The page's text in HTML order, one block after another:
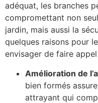
adéquat, les branches
compromettant non
jardin, mais aussi la
quelques raisons pour
envisager de faire
Amélioration de
bien formés
attrayant qui